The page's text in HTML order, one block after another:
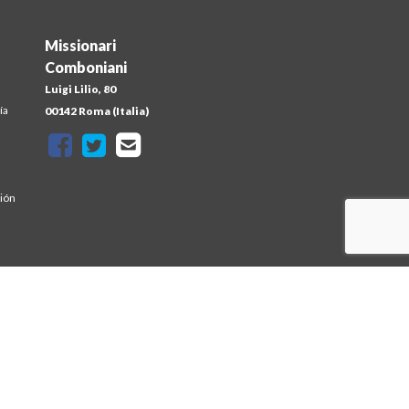
Missionari
Comboniani
Luigi Lilio, 80
00142 Roma (Italia)